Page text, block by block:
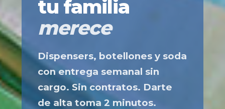
tu familia
merece
Dispensers, botellones y soda
con entrega semanal sin
cargo. Sin contratos. Darte
de alta toma 2 minutos.